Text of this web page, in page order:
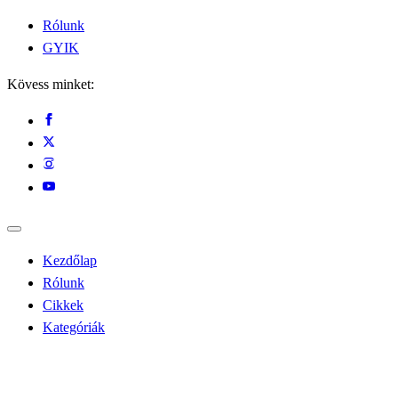
Rólunk
GYIK
Kövess minket:
Kezdőlap
Rólunk
Cikkek
Kategóriák